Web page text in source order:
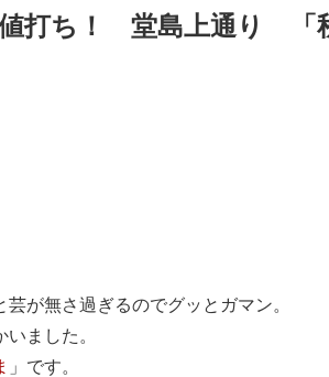
打ち！ 堂島上通り 「
が無さ過ぎるのでグッとガマン。
ました。
」です。